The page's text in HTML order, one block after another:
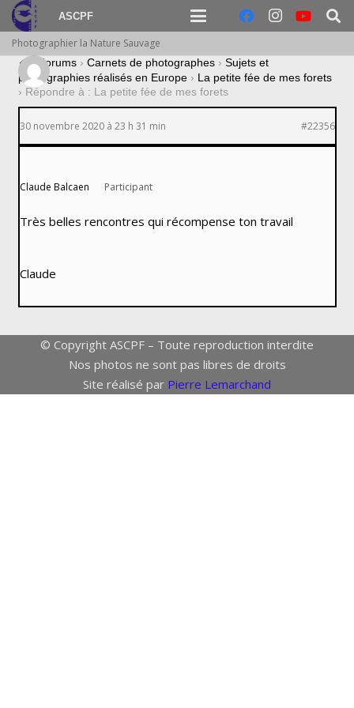
ASCPF
Photographier la Nature Sauvage
› Forums › Carnets de photographes › Sujets et
photographies réalisés en Europe › La petite fée de mes forets
› Répondre à : La petite fée de mes forets
30 novembre 2020 à 23 h 31 min #22356
Claude Balcaen Participant
Très belles rencontres qui récompense ton travail
Claude
© Copyright ASCPF – Toute reproduction interdite
Nos photos ne sont pas libres de droits
Site réalisé par Pierre Lemarchand